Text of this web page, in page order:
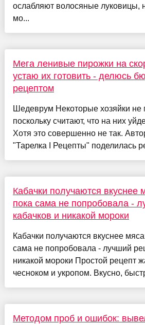
ослабляют волосяные луковицы,
мо...
Мега ленивые пирожки на
устаю их готовить - делюсь
рецептом
Шедеврум Некоторые хозяйки не
поскольку считают, что на них
Хотя это совершенно не так.
"Тарелка I Рецепты" поделилась
Кабачки получаются вкуснее
пока сама не попробовала -
кабачков и никакой мороки
Кабачки получаются вкуснее
сама не попробовала - лучший
никакой мороки Простой рецепт
чесноком и укропом. Вкусно,
Методом проб и ошибок: